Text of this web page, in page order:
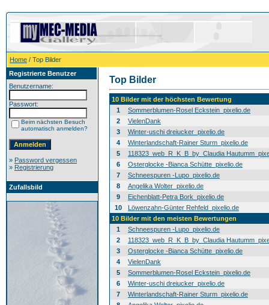
Home / Top Bilder
Registrierte Benutzer
Benutzername:
Passwort:
Beim nächsten Besuch
automatisch anmelden?
» Password vergessen
» Registrierung
Zufallsbild
Top Bilder
10 Bilder mit der höchsten Bewertung
1
Sommerblumen-Rosel Eckstein_pixelio.de
2
VielenDank
3
Winter-uschi dreiucker_pixelio.de
4
Winterlandschaft-Rainer Sturm_pixelio.de
5
118323_web_R_K_B_by_Claudia
6
Osterglocke -Bianca Schütte_pixelio.de
7
Schneespuren -Lupo_pixelio.de
8
Angelika Wolter_pixelio.de
9
Eichenblatt-Petra Bork_pixelio.de
10
Löwenzahn-Günter Rehfeld_pixelio.de
10 Bilder mit den meisten Bewertungen
1
Schneespuren -Lupo_pixelio.de
2
118323_web_R_K_B_by_Claudia
3
Osterglocke -Bianca Schütte_pixelio.de
4
VielenDank
5
Sommerblumen-Rosel Eckstein_pixelio.de
6
Winter-uschi dreiucker_pixelio.de
7
Winterlandschaft-Rainer Sturm_pixelio.de